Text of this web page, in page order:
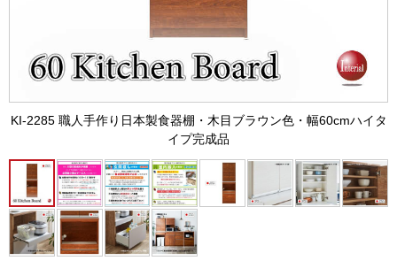
KI-2285 職人手作り日本製食器棚・木目ブラウン色・幅60cmハイタ
イプ完成品